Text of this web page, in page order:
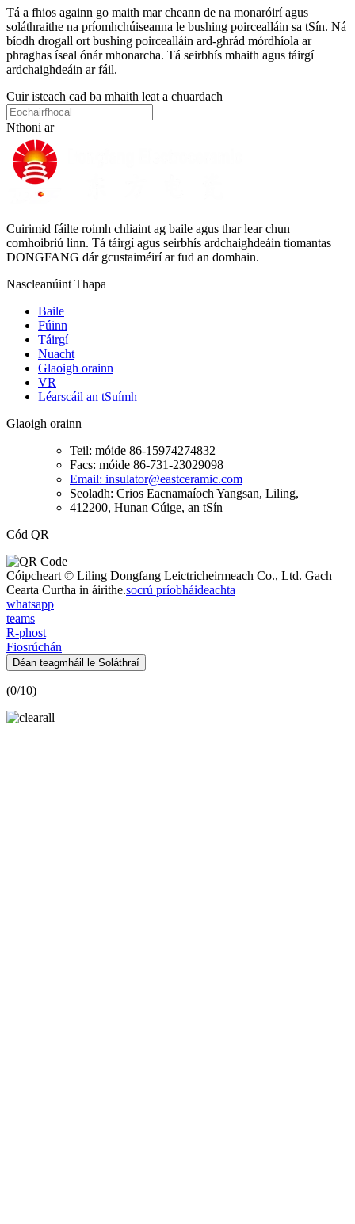
Tá a fhios againn go maith mar cheann de na monaróirí agus
soláthraithe na príomhchúiseanna le bushing poircealláin sa tSín. Ná
bíodh drogall ort bushing poircealláin ard-ghrád mórdhíola ar
phraghas íseal ónár mhonarcha. Tá seirbhís mhaith agus táirgí
ardchaighdeáin ar fáil.
Cuir isteach cad ba mhaith leat a chuardach
Nthoni ar
Cuirimid fáilte roimh chliaint ag baile agus thar lear chun
comhoibriú linn. Tá táirgí agus seirbhís ardchaighdeáin tiomantas
DONGFANG dár gcustaiméirí ar fud an domhain.
Nascleanúint Thapa
Baile
Fúinn
Táirgí
Nuacht
Glaoigh orainn
VR
Léarscáil an tSuímh
Glaoigh orainn
Teil: móide 86-15974274832
Facs: móide 86-731-23029098
Email: insulator@eastceramic.com
Seoladh: Crios Eacnamaíoch Yangsan, Liling,
412200, Hunan Cúige, an tSín
Cód QR
Cóipcheart © Liling Dongfang Leictricheirmeach Co., Ltd. Gach
Cearta Curtha in áirithe.socrú príobháideachta
whatsapp
teams
R-phost
Fiosrúchán
Déan teagmháil le Soláthraí
(0/10)